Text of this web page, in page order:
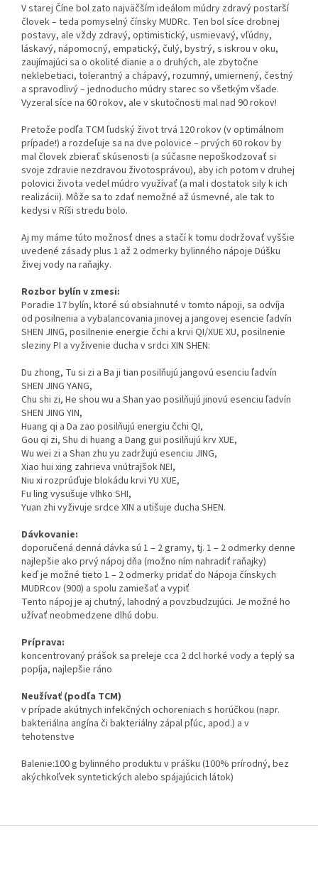
V starej Číne bol zato najväčším ideálom múdry zdravý postarší
človek – teda pomyselný čínsky MUDRc. Ten bol síce drobnej
postavy, ale vždy zdravý, optimistický, usmievavý, vľúdny,
láskavý, nápomocný, empatický, čulý, bystrý, s iskrou v oku,
zaujímajúci sa o okolité dianie a o druhých, ale zbytočne
neklebetiaci, tolerantný a chápavý, rozumný, umiernený, čestný
a spravodlivý – jednoducho múdry starec so všetkým všade.
Vyzeral síce na 60 rokov, ale v skutočnosti mal nad 90 rokov!
Pretože podľa TCM ľudský život trvá 120 rokov (v optimálnom
prípade!) a rozdeľuje sa na dve polovice – prvých 60 rokov by
mal človek zbierať skúsenosti (a súčasne nepoškodzovať si
svoje zdravie nezdravou životosprávou), aby ich potom v druhej
polovici života vedel múdro využívať (a mal i dostatok sily k ich
realizácii). Môže sa to zdať nemožné až úsmevné, ale tak to
kedysi v Ríši stredu bolo.
Aj my máme túto možnosť dnes a stačí k tomu dodržovať vyššie
uvedené zásady plus 1 až 2 odmerky bylinného nápoje Dúšku
živej vody na raňajky.
Rozbor bylín v zmesi:
Poradie 17 bylín, ktoré sú obsiahnuté v tomto nápoji, sa odvíja
od posilnenia a vybalancovania jinovej a jangovej esencie ľadvín
SHEN JING, posilnenie energie čchi a krvi QI/XUE XU, posilnenie
sleziny PI a vyživenie ducha v srdci XIN SHEN:
Du zhong, Tu si zi a Ba ji tian posilňujú jangovú esenciu ľadvín
SHEN JING YANG,
Chu shi zi, He shou wu a Shan yao posilňujú jinovú esenciu ľadvín
SHEN JING YIN,
Huang qi a Da zao posilňujú energiu čchi QI,
Gou qi zi, Shu di huang a Dang gui posilňujú krv XUE,
Wu wei zi a Shan zhu yu zadržujú esenciu JING,
Xiao hui xing zahrieva vnútrajšok NEI,
Niu xi rozprúďuje blokádu krvi YU XUE,
Fu ling vysušuje vlhko SHI,
Yuan zhi vyživuje srdce XIN a utišuje ducha SHEN.
Dávkovanie:
doporučená denná dávka sú 1 – 2 gramy, tj. 1 – 2 odmerky denne
najlepšie ako prvý nápoj dňa (možno ním nahradiť raňajky)
keď je možné tieto 1 – 2 odmerky pridať do Nápoja čínskych
MUDRcov (900) a spolu zamiešať a vypiť
Tento nápoj je aj chutný, lahodný a povzbudzujúci. Je možné ho
užívať neobmedzene dlhú dobu.
Príprava:
koncentrovaný prášok sa preleje cca 2 dcl horké vody a teplý sa
popíja, najlepšie ráno
Neužívať (podľa TCM)
v prípade akútnych infekčných ochoreniach s horúčkou (napr.
bakteriálna angína či bakteriálny zápal pľúc, apod.) a v
tehotenstve
Balenie:100 g bylinného produktu v prášku (100% prírodný, bez
akýchkoľvek syntetických alebo spájajúcich látok)